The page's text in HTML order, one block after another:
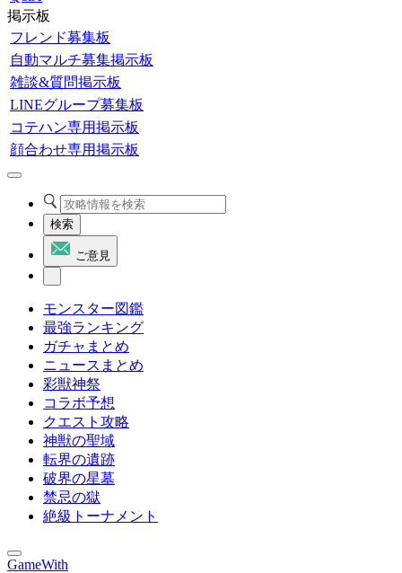
掲示板
フレンド募集板
自動マルチ募集掲示板
雑談&質問掲示板
LINEグループ募集板
コテハン専用掲示板
顔合わせ専用掲示板
検索
ご意見
モンスター図鑑
最強ランキング
ガチャまとめ
ニュースまとめ
彩獣神祭
コラボ予想
クエスト攻略
神獣の聖域
転界の遺跡
破界の星墓
禁忌の獄
絶級トーナメント
GameWith